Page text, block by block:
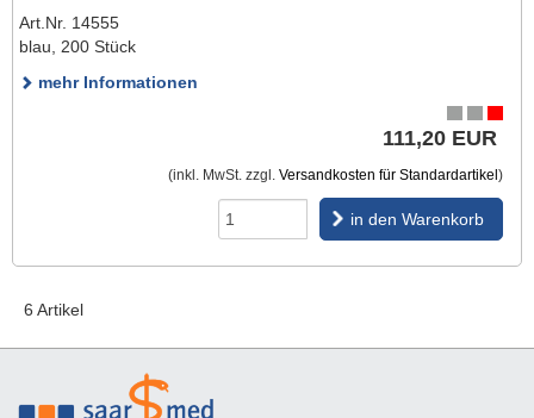
Art.Nr. 14555
blau, 200 Stück
mehr Informationen
111,20 EUR
(inkl. MwSt. zzgl. Versandkosten für Standardartikel )
in den Warenkorb
6 Artikel